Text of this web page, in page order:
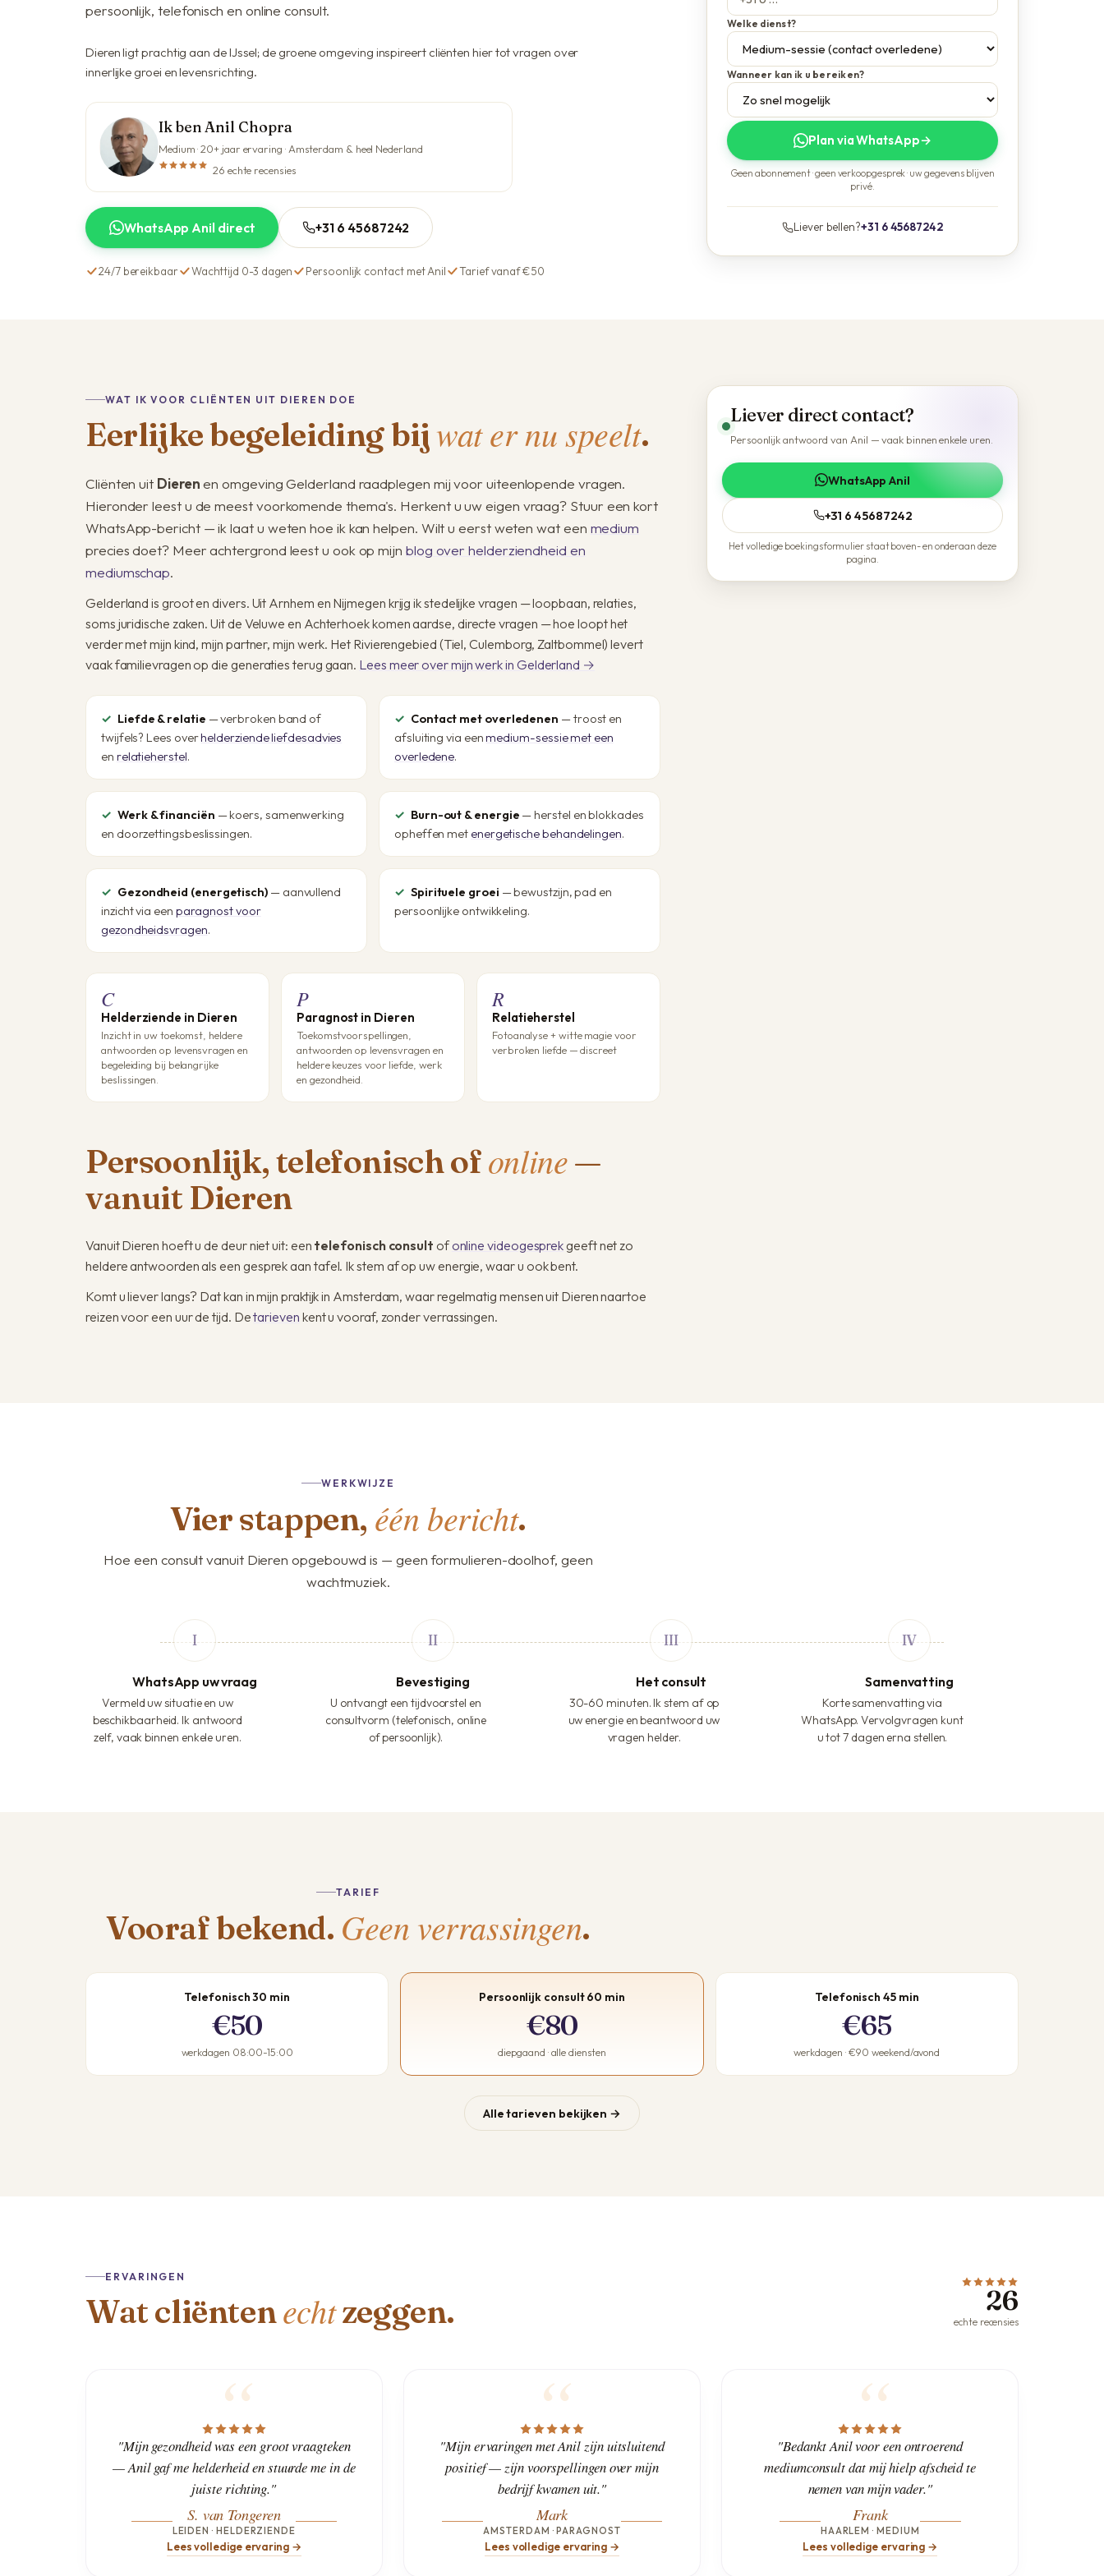
persoonlijk, telefonisch en online consult.
Dieren ligt prachtig aan de IJssel; de groene omgeving inspireert cliënten hier tot vragen over
innerlijke groei en levensrichting.
Ik ben Anil Chopra
Medium · 20+ jaar ervaring · Amsterdam & heel Nederland
26 echte recensies
WhatsApp Anil direct +31 6 45687242
24/7 bereikbaar Wachttijd 0-3 dagen Persoonlijk contact met Anil Tarief vanaf €50
Welke dienst?
Wanneer kan ik u bereiken?
Plan via WhatsApp→
Geen abonnement · geen verkoopgesprek · uw gegevens blijven
privé.
Liever bellen?+31 6 45687242
WAT IK VOOR CLIËNTEN UIT DIEREN DOE
Eerlijke begeleiding bijwat er nu speelt.
Cliënten uit Dierenen omgeving Gelderland raadplegen mij voor uiteenlopende vragen.
Hieronder leest u de meest voorkomende thema's. Herkent u uw eigen vraag? Stuur een kort
WhatsApp-bericht — ik laat u weten hoe ik kan helpen. Wilt u eerst weten wat een medium
precies doet? Meer achtergrond leest u ook op mijn blog over helderziendheid en
mediumschap.
Gelderland is groot en divers. Uit Arnhem en Nijmegen krijg ik stedelijke vragen — loopbaan, relaties,
soms juridische zaken. Uit de Veluwe en Achterhoek komen aardse, directe vragen — hoe loopt het
verder met mijn kind, mijn partner, mijn werk. Het Rivierengebied (Tiel, Culemborg, Zaltbommel) levert
vaak familievragen op die generaties terug gaan. Lees meer over mijn werk in Gelderland →
Liefde & relatie — verbroken band of
twijfels? Lees overhelderziende liefdesadvies
en relatieherstel.
Contact met overledenen — troost en
afsluiting via eenmedium-sessie met een
overledene.
Werk & financiën — koers, samenwerking
en doorzettingsbeslissingen.
Burn-out & energie — herstel en blokkades
opheffen met energetische behandelingen.
Gezondheid (energetisch) — aanvullend
inzicht via een paragnost voor
gezondheidsvragen.
Spirituele groei — bewustzijn, pad en
persoonlijke ontwikkeling.
C
Helderziende in Dieren
Inzicht in uw toekomst, heldere
antwoorden op levensvragen en
begeleiding bij belangrijke
beslissingen.
P
Paragnost in Dieren
Toekomstvoorspellingen,
antwoorden op levensvragen en
heldere keuzes voor liefde, werk
en gezondheid.
R
Relatieherstel
Fotoanalyse + witte magie voor
verbroken liefde — discreet
Persoonlijk, telefonisch ofonline—
vanuit Dieren
Vanuit Dieren hoeft u de deur niet uit: een telefonisch consult of online videogesprek geeft net zo
heldere antwoorden als een gesprek aan tafel. Ik stem af op uw energie, waar u ook bent.
Komt u liever langs? Dat kan in mijn praktijk in Amsterdam, waar regelmatig mensen uit Dieren naartoe
reizen voor een uur de tijd. Detarieven kent u vooraf, zonder verrassingen.
Liever direct contact?
Persoonlijk antwoord van Anil — vaak binnen enkele uren.
WhatsApp Anil
+31 6 45687242
Het volledige boekingsformulier staat boven- en onderaan deze
pagina.
WERKWIJZE
Vier stappen, één bericht.
Hoe een consult vanuit Dieren opgebouwd is — geen formulieren-doolhof, geen
wachtmuziek.
WhatsApp uw vraag
Vermeld uw situatie en uw
beschikbaarheid. Ik antwoord
zelf, vaak binnen enkele uren.
Bevestiging
U ontvangt een tijdvoorstel en
consultvorm (telefonisch, online
of persoonlijk).
Het consult
30-60 minuten. Ik stem af op
uw energie en beantwoord uw
vragen helder.
Samenvatting
Korte samenvatting via
WhatsApp. Vervolgvragen kunt
u tot 7 dagen erna stellen.
TARIEF
Vooraf bekend. Geen verrassingen.
Telefonisch 30 min
€50
werkdagen 08:00-15:00
Persoonlijk consult 60 min
€80
diepgaand · alle diensten
Telefonisch 45 min
€65
werkdagen · €90 weekend/avond
Alle tarieven bekijken →
ERVARINGEN
Wat cliëntenechtzeggen. 26
echte recensies
"Mijn gezondheid was een groot vraagteken
— Anil gaf me helderheid en stuurde me in de
juiste richting."
S. van Tongeren
LEIDEN · HELDERZIENDE
Lees volledige ervaring →
"Mijn ervaringen met Anil zijn uitsluitend
positief — zijn voorspellingen over mijn
bedrijf kwamen uit."
Mark
AMSTERDAM · PARAGNOST
Lees volledige ervaring →
"Bedankt Anil voor een ontroerend
mediumconsult dat mij hielp afscheid te
nemen van mijn vader."
Frank
HAARLEM · MEDIUM
Lees volledige ervaring →